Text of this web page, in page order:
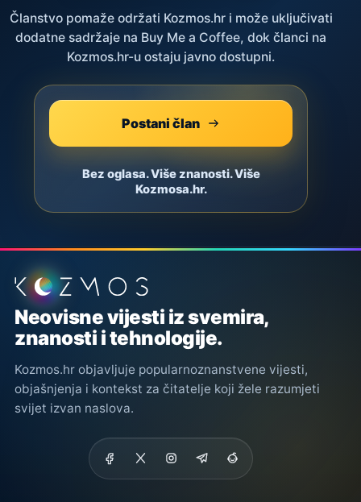
Članstvo pomaže održati Kozmos.hr i može uključivati
dodatne sadržaje na Buy Me a Coffee, dok članci na
Kozmos.hr-u ostaju javno dostupni.
Postani član
Bez oglasa. Više znanosti. Više
Kozmosa.hr.
Podnožje stranice
Neovisne vijesti iz svemira,
znanosti i tehnologije.
Kozmos.hr objavljuje popularnoznanstvene vijesti,
objašnjenja i kontekst za čitatelje koji žele razumjeti
svijet izvan naslova.